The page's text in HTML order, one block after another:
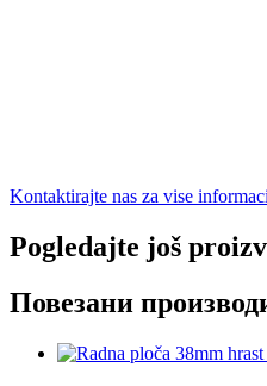
Kontaktirajte nas za vise
Pogledajte još
Повезани